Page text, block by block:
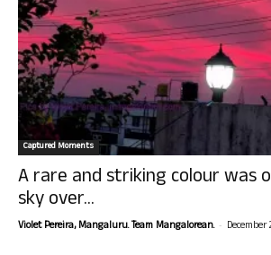
Captured Moments
A rare and striking colour was
sky over...
Violet Pereira, Mangaluru. Team Mangalorean. - December